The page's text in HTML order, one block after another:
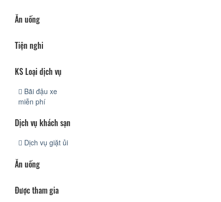
Ăn uống
Tiện nghi
KS Loại dịch vụ
Bãi đậu xe
miễn phí
Dịch vụ khách sạn
Dịch vụ giặt ủi
Ăn uống
Được tham gia